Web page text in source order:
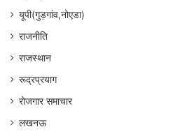
यूपी(गुड़गांव,नोएडा)
राजनीति
राजस्थान
रूद्रप्रयाग
रोजगार समाचार
लखनऊ